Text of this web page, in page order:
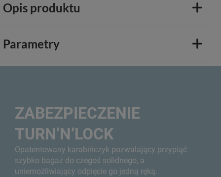
Opis produktu
Parametry
ZABEZPIECZENIE
TURN’N’LOCK
Opatentowany karabińczyk pozwalający przypiąć
szybko bagaż do czegoś solidnego, a
uniemożliwiający odpięcie go jedną ręką.